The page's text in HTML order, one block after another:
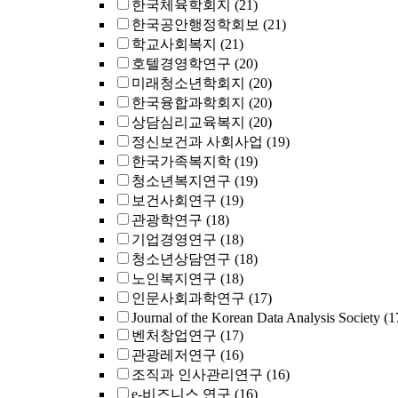
한국체육학회지 (21)
한국공안행정학회보 (21)
학교사회복지 (21)
호텔경영학연구 (20)
미래청소년학회지 (20)
한국융합과학회지 (20)
상담심리교육복지 (20)
정신보건과 사회사업 (19)
한국가족복지학 (19)
청소년복지연구 (19)
보건사회연구 (19)
관광학연구 (18)
기업경영연구 (18)
청소년상담연구 (18)
노인복지연구 (18)
인문사회과학연구 (17)
Journal of the Korean Data Analysis Society
벤처창업연구 (17)
관광레저연구 (16)
조직과 인사관리연구 (16)
e-비즈니스 연구 (16)